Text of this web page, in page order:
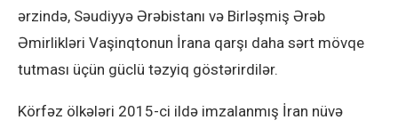
ərzində, Səudiyyə Ərəbistanı və Birləşmiş Ərəb
Əmirlikləri Vaşinqtonun İrana qarşı daha sərt mövqe
tutması üçün güclü təzyiq göstərirdilər.
Körfəz ölkələri 2015-ci ildə imzalanmış İran nüvə